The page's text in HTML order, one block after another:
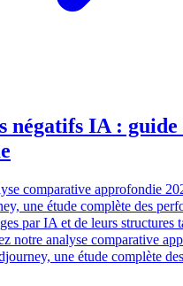
négatifs IA : guide
comparative approfondie
une étude complète des
par IA et de leurs structures
notre analyse comparative
une étude complète des